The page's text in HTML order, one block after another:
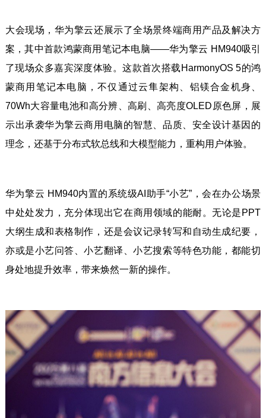
大会现场，华为擎云还展示了全场景终端商用产品及解决方
案，其中首款鸿蒙商用笔记本电脑——华为擎云 HM940吸引
了现场众多嘉宾深度体验。这款首次搭载HarmonyOS 5的鸿
蒙商用笔记本电脑，不仅通过云隼架构、铝镁合金机身、
70Wh大容量电池和高分辨、高刷、高亮度OLED原色屏，展
示出承袭华为擎云商用电脑的智慧、品质、安全设计基因的
理念，还基于分布式软总线和大模型能力，重构用户体验。
华为擎云 HM940内置的系统级AI助手“小艺”，会在办公场景
中处处发力，充分体现出它在商用领域的能耐。无论是PPT
大纲生成和表格制作，还是会议记录转写和自动生成纪要，
亦或是小艺问答、小艺翻译、小艺搜索等特色功能，都能切
身处地提升效率，带来焕然一新的操作。